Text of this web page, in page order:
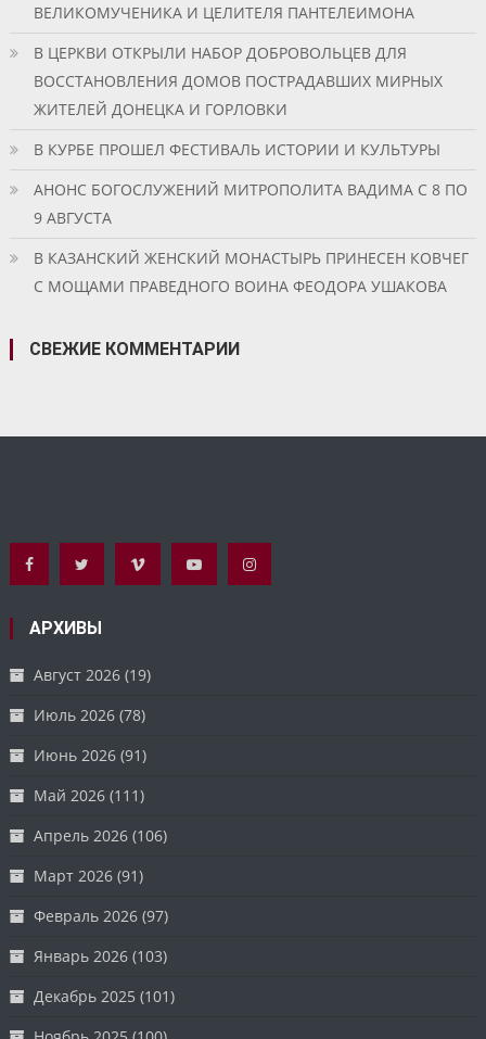
ВЕЛИКОМУЧЕНИКА И ЦЕЛИТЕЛЯ ПАНТЕЛЕИМОНА
В ЦЕРКВИ ОТКРЫЛИ НАБОР ДОБРОВОЛЬЦЕВ ДЛЯ
ВОССТАНОВЛЕНИЯ ДОМОВ ПОСТРАДАВШИХ МИРНЫХ
ЖИТЕЛЕЙ ДОНЕЦКА И ГОРЛОВКИ
В КУРБЕ ПРОШЕЛ ФЕСТИВАЛЬ ИСТОРИИ И КУЛЬТУРЫ
АНОНС БОГОСЛУЖЕНИЙ МИТРОПОЛИТА ВАДИМА С 8 ПО
9 АВГУСТА
В КАЗАНСКИЙ ЖЕНСКИЙ МОНАСТЫРЬ ПРИНЕСЕН КОВЧЕГ
С МОЩАМИ ПРАВЕДНОГО ВОИНА ФЕОДОРА УШАКОВА
СВЕЖИЕ КОММЕНТАРИИ
АРХИВЫ
Август 2026 (19)
Июль 2026 (78)
Июнь 2026 (91)
Май 2026 (111)
Апрель 2026 (106)
Март 2026 (91)
Февраль 2026 (97)
Январь 2026 (103)
Декабрь 2025 (101)